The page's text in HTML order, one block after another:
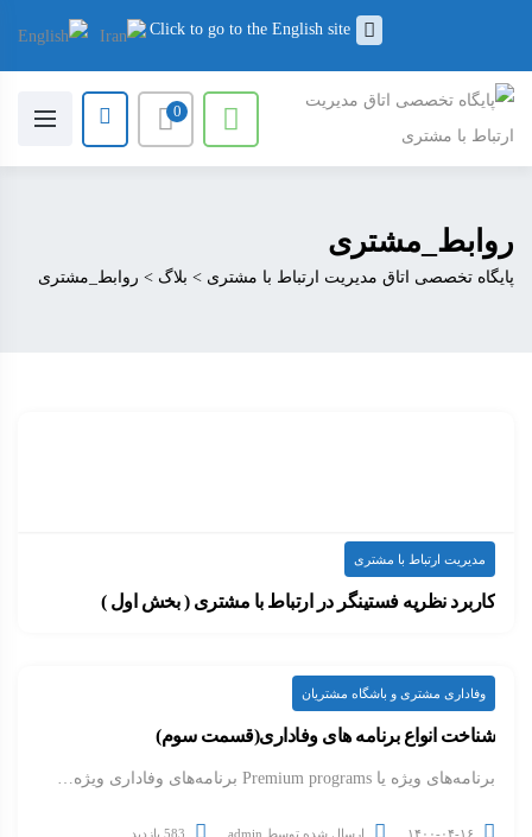
Click to go to the English site
0
روابط_مشتری
پایگاه تخصصی اتاق مدیریت ارتباط با مشتری > بلاگ > روابط_مشتری
مدیریت ارتباط با مشتری
کاربرد نظریه فستینگر در ارتباط با مشتری ( بخش اول )
۱۴۰۰-۰۵-۰۶ ارسال شده توسط
وفاداری مشتری و باشگاه مشتریان
شناخت انواع برنامه های وفاداری(قسمت سوم)
برنامه‌های ویژه یا Premium programs برنامه‌های وفاداری ویژه…
۱۴۰۰-۰۴-۱۶ ارسال شده توسط admin